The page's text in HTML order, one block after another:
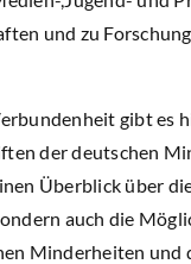
und zu
gibt es
der deutschen
Überblick über
auch die
Minderheiten und